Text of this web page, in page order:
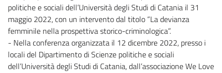
politiche e sociali dell’Università degli Studi di Catania il 31
maggio 2022, con un intervento dal titolo “La devianza
femminile nella prospettiva storico-criminologica”.
- Nella conferenza organizzata il 12 dicembre 2022, presso i
locali del Dipartimento di Scienze politiche e sociali
dell’Università degli Studi di Catania, dall’associazione We Love